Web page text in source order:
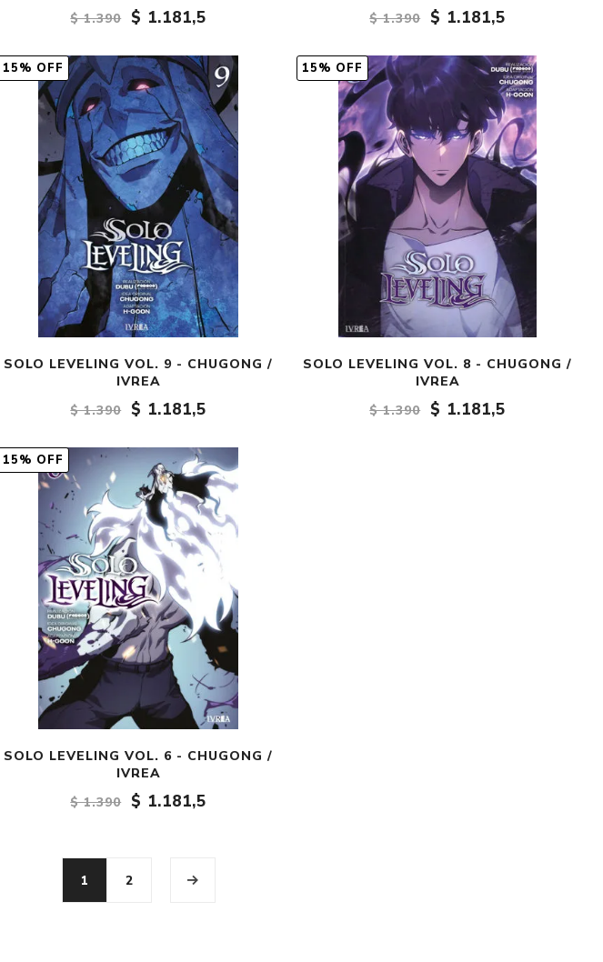
$ 1.390
$ 1.181,5
$ 1.390
$ 1.181,5
15% OFF
SOLO LEVELING VOL. 9 - CHUGONG /
IVREA
$ 1.390
$ 1.181,5
15% OFF
SOLO LEVELING VOL. 8 - CHUGONG /
IVREA
$ 1.390
$ 1.181,5
15% OFF
SOLO LEVELING VOL. 6 - CHUGONG /
IVREA
$ 1.390
$ 1.181,5
1 2